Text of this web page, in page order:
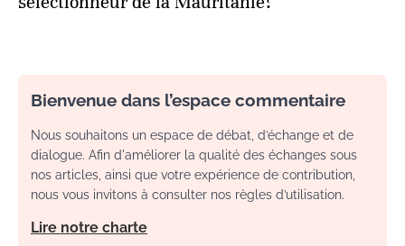
Bienvenue dans l’espace commentaire
Nous souhaitons un espace de débat, d’échange et de
dialogue. Afin d'améliorer la qualité des échanges sous
nos articles, ainsi que votre expérience de contribution,
nous vous invitons à consulter nos règles d’utilisation.
Lire notre charte